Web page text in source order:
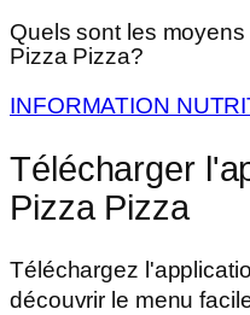
Quels sont les
Pizza Pizza?
INFORMATION
Télécharger
Pizza Pizza
Téléchargez
découvrir le menu